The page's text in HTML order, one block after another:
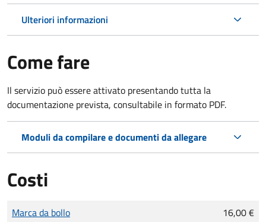
Ulteriori informazioni
Come fare
Il servizio può essere attivato presentando tutta la
documentazione prevista, consultabile in formato PDF.
Moduli da compilare e documenti da allegare
Costi
Tipo di pagamento
Importo
Marca da bollo 16,00 €